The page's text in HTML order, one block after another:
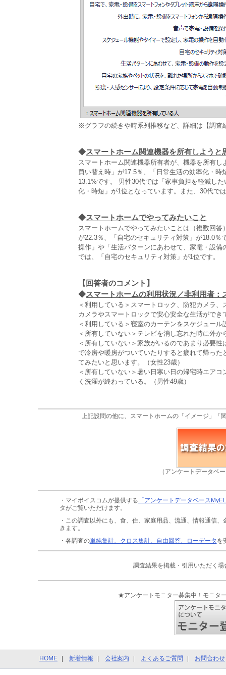
※グラフの続きや時系列推移など、詳細は【調査
◆スマートホーム関連機器を所有しようと
スマートホーム関連機器所有者が、機器を所有
買い替え時」が17.5％、「日常生活の効率化・
13.1%です。 男性30代では「家事負担を軽減し
化・時短」が1位となっています。また、30代で
◆スマートホームでやってみたいこと
スマートホームでやってみたいことは（複数回
が22.3％、「自宅のセキュリティ対策」が18.0
操作」や「生活パターンにあわせて、家電・設
では、「自宅のセキュリティ対策」が1位です。
【回答者のコメント】
◆スマートホームの利用状況／非利用者
＜利用している＞スマートロック、防犯カメラ
カメラやスマートロックで安心安全な生活がで
＜利用している＞寝室のカーテンをスケジュー
＜所有していない＞テレビを消し忘れた時に外
＜所有していない＞家族がいるのであまり必要
で冷房や暖房がついていたりすると疲れて帰っ
てみたいと思います。（女性23歳）
＜所有していない＞暑い日寒い日の帰宅時エア
く洗濯が終わっている。（男性49歳）
上記設問の他に、スマートホームの「イメージ」「
（アンケートデータベ
・マイボイスコムが提供する 「アンケートデータベース
タがご覧いただけます。
・この調査以外にも、食、住、家庭用品、流通、情報通信、
きます。
・各調査の単純集計、クロス集計、自由回答、ローデータ を
調査結果を掲載・引用いただく場
★アンケートモニター募集中！モニタ
HOME 新着情報 会社案内 よくあるご質問 お問合わせ